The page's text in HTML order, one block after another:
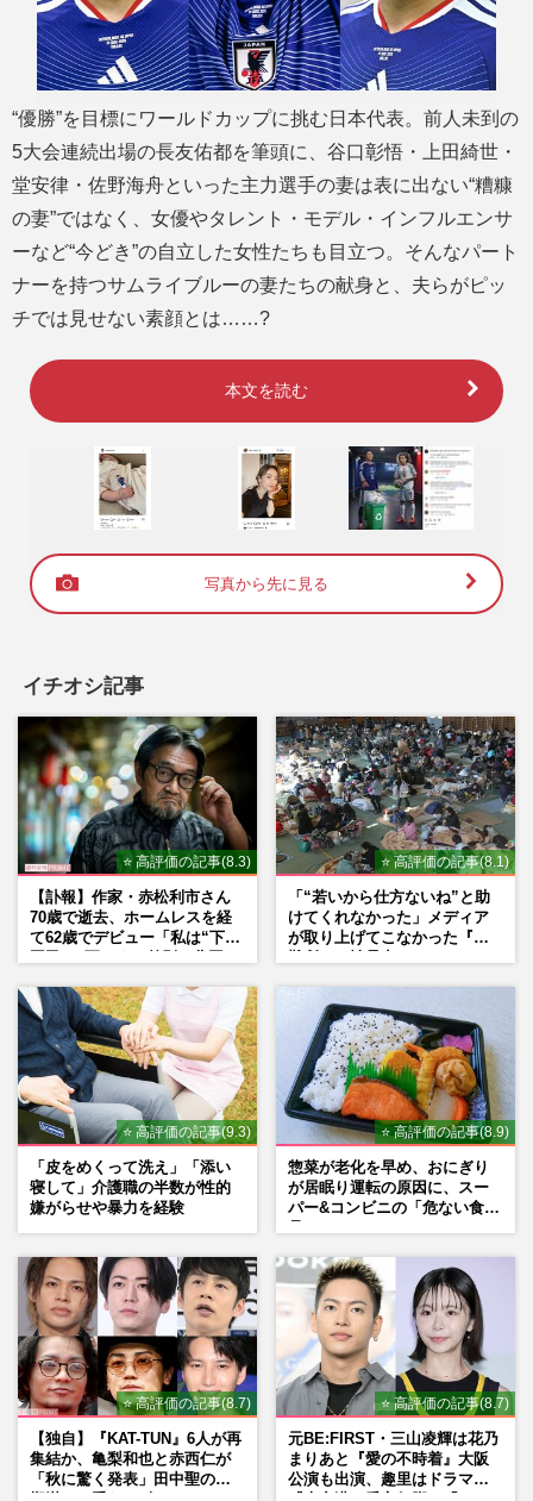
“優勝”を目標にワールドカップに挑む日本代表。前人未到の
5大会連続出場の長友佑都を筆頭に、谷口彰悟・上田綺世・
堂安律・佐野海舟といった主力選手の妻は表に出ない“糟糠
の妻”ではなく、女優やタレント・モデル・インフルエンサ
ーなど“今どき”の自立した女性たちも目立つ。そんなパート
ナーを持つサムライブルーの妻たちの献身と、夫らがピッ
チでは見せない素顔とは……?
本文を読む
写真から先に見る
イチオシ記事
⭐ 高評価の記事(8.3)
【訃報】作家・赤松利市さん
70歳で逝去、ホームレスを経
て62歳でデビュー「私は“下級
⭐ 高評価の記事(8.1)
「“若いから仕方ないね”と助
けてくれなかった」メディア
が取り上げてこなかった『避
⭐ 高評価の記事(9.3)
「皮をめくって洗え」「添い
寝して」介護職の半数が性的
嫌がらせや暴力を経験
⭐ 高評価の記事(8.9)
惣菜が老化を早め、おにぎり
が居眠り運転の原因に、スー
パー&コンビニの「危ない食
⭐ 高評価の記事(8.7)
【独自】『KAT-TUN』6人が再
集結か、亀梨和也と赤西仁が
「秋に驚く発表」田中聖の刑
⭐ 高評価の記事(8.7)
元BE:FIRST・三山凌輝は花乃
まりあと『愛の不時着』大阪
公演も出演、趣里はドラマ